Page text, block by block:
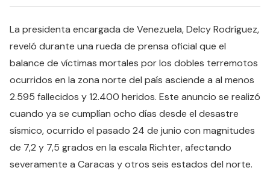
La presidenta encargada de Venezuela, Delcy Rodríguez,
reveló durante una rueda de prensa oficial que el
balance de víctimas mortales por los dobles terremotos
ocurridos en la zona norte del país asciende a al menos
2.595 fallecidos y 12.400 heridos. Este anuncio se realizó
cuando ya se cumplían ocho días desde el desastre
sísmico, ocurrido el pasado 24 de junio con magnitudes
de 7,2 y 7,5 grados en la escala Richter, afectando
severamente a Caracas y otros seis estados del norte.